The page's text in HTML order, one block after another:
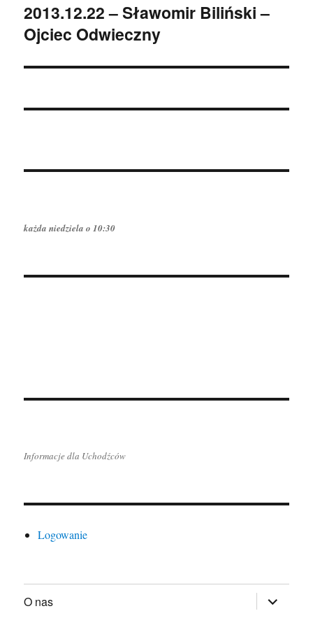
Następny
wpis:
2013.12.22 – Sławomir Biliński –
Ojciec Odwieczny
każda niedziela o 10:30
Informacje dla Uchodźców
Logowanie
O nas rozwiń
menu